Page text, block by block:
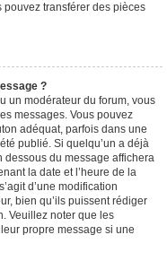
transférer des pièces
?
un modérateur du forum, vous
messages. Vous pouvez
adéquat, parfois dans une
publié. Si quelqu’un a déjà
dessous du message affichera
la date et l’heure de la
d’une modification
bien qu’ils puissent rédiger
Veuillez noter que les
propre message si une